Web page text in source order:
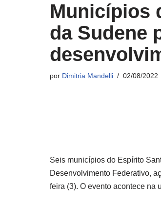
Municípios
da Sudene
por Dimitria Mandelli 02/08/2022
Seis municípios do Espírito
Desenvolvimento Federativo,
feira (3). O evento acontece na